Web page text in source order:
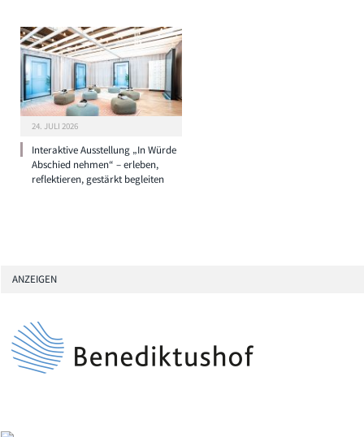
24. JULI 2026
Interaktive Ausstellung „In Würde
Abschied nehmen“ – erleben,
reflektieren, gestärkt begleiten
ANZEIGEN